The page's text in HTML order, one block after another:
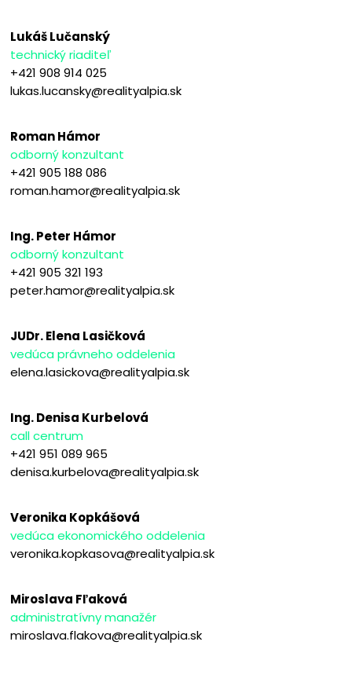
Lukáš Lučanský
technický riaditeľ
+421 908 914 025
lukas.lucansky@realityalpia.sk
Roman Hámor
odborný konzultant
+421 905 188 086
roman.hamor@realityalpia.sk
Ing. Peter Hámor
odborný konzultant
+421 905 321 193
peter.hamor@realityalpia.sk
JUDr. Elena Lasičková
vedúca právneho oddelenia
elena.lasickova@realityalpia.sk
Ing. Denisa Kurbelová
call centrum
+421 951 089 965
denisa.kurbelova@realityalpia.sk
Veronika Kopkášová
vedúca ekonomického oddelenia
veronika.kopkasova@realityalpia.sk
Miroslava Fľaková
administratívny manažér
miroslava.flakova@realityalpia.sk